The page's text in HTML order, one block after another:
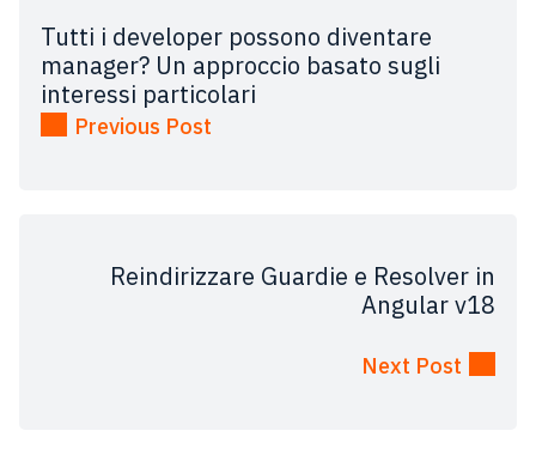
Tutti i developer possono diventare
manager? Un approccio basato sugli
interessi particolari
Previous Post
Reindirizzare Guardie e Resolver in
Angular v18
Next Post